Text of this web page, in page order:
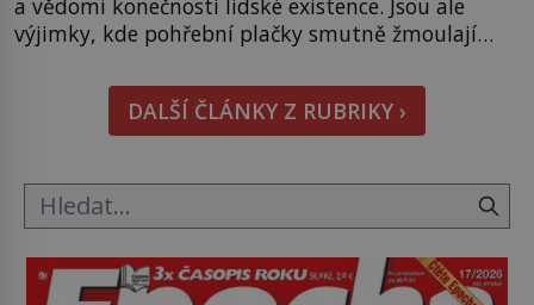
výjimky, kde pohřební plačky smutně žmoulají
pohledu na výši vyměřené podpory
v nezaměstnanosti. Kam vás pozveme? Unikátní
hřbitov, který si vysloužil název „Veselý“, najdeme
DALŠÍ ČLÁNKY Z RUBRIKY ›